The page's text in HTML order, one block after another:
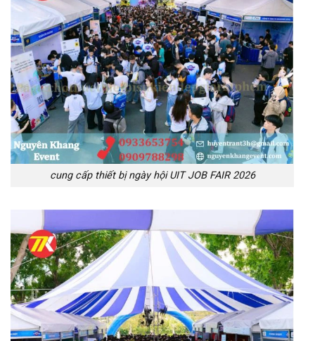
cung cấp thiết bị ngày hội UIT JOB FAIR 2026